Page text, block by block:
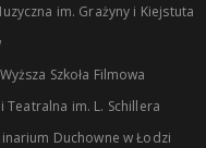
im. Grażyny i Kiejstuta
Szkoła Filmowa
Teatralna im. L. Schillera
Duchowne w Łodzi